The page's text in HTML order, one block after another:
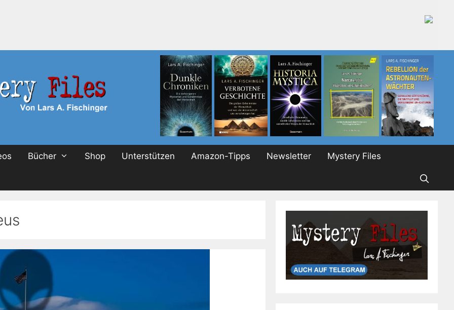
Bücher Shop Unterstützen Amazon-Tipps Newsletter Mystery Files